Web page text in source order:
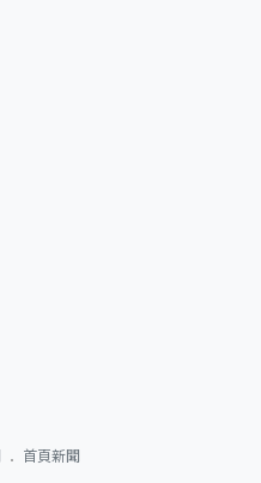
首頁新聞